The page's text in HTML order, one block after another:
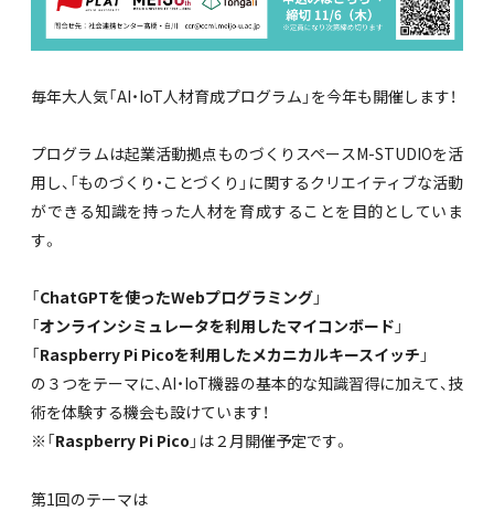
毎年大人気「AI・IoT人材育成プログラム」を今年も開催します！
プログラムは起業活動拠点ものづくりスペースM-STUDIOを活
用し、「ものづくり・ことづくり」に関するクリエイティブな活動
ができる知識を持った人材を育成することを目的としていま
す。
「ChatGPTを使ったWebプログラミング」
「オンラインシミュレータを利用したマイコンボード 」
「Raspberry Pi Picoを利用したメカニカルキースイッチ 」
の３つをテーマに、AI・IoT機器の基本的な知識習得に加えて、技
術を体験する機会も設けています！
※「Raspberry Pi Pico 」は２月開催予定です。
第1回のテーマは